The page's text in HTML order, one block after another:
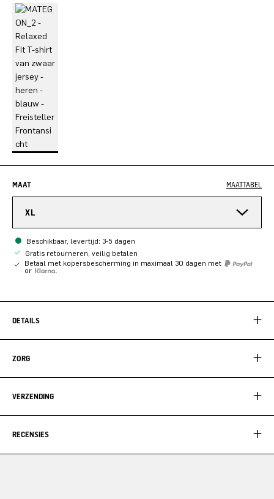
MAAT MAATTABEL
XL
Beschikbaar, levertijd: 3-5 dagen
Gratis retourneren, veilig betalen
Betaal met kopersbescherming in maximaal 30 dagen met
or
DETAILS
ZORG
VERZENDING
RECENSIES